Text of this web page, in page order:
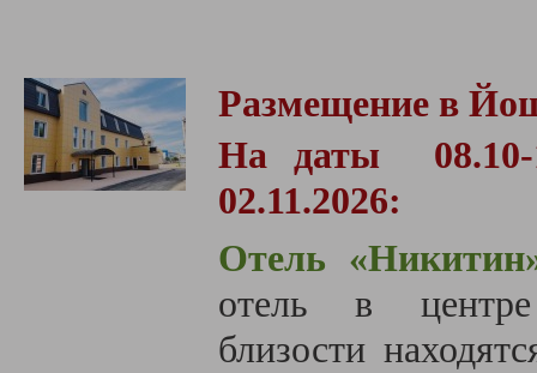
Размещение в
На даты 08.10-
02.11.2026:
Отель
отель в центре
близости